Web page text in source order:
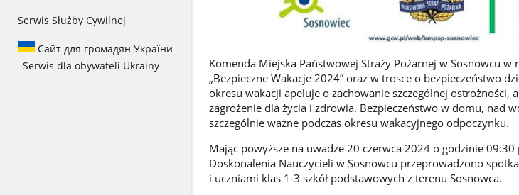
Serwis Służby Cywilnej
Сайт для громадян України
–Serwis dla obywateli Ukrainy
Komenda Miejska Państwowej Straży Pożarnej w Sosnowcu w
„Bezpieczne Wakacje 2024” oraz w trosce o bezpieczeństwo
okresu wakacji apeluje o zachowanie szczególnej ostrożności,
zagrożenie dla życia i zdrowia. Bezpieczeństwo w domu, nad
szczególnie ważne podczas okresu wakacyjnego odpoczynku.
Mając powyższe na uwadze 20 czerwca 2024 o godzinie 09:30
Doskonalenia Nauczycieli w Sosnowcu przeprowadzono
i uczniami klas 1-3 szkół podstawowych z terenu Sosnowca.